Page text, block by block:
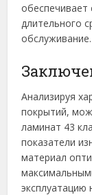
длительного
обслуживание.
Анализируя
покрытий,
ламинат 43
показатели
материал
эксплуатацию